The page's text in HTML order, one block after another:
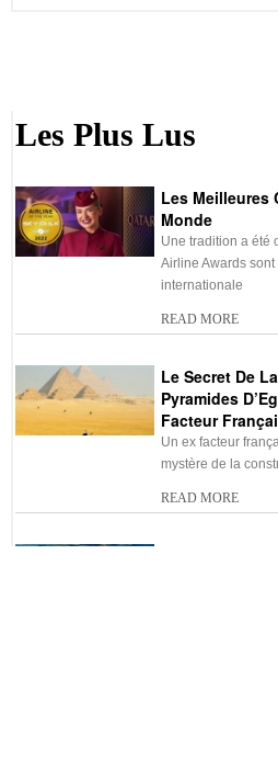
Les Plus Lus
Les Meilleures
Monde
Une tradition a été
Airline Awards
internationale
READ MORE
Le Secret De
Pyramides
Facteur
Un ex facteur
mystère de la
READ MORE